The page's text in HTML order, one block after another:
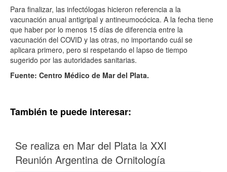
Para finalizar, las infectólogas hicieron referencia a la
vacunación anual antigripal y antineumocócica. A la fecha tiene
que haber por lo menos 15 días de diferencia entre la
vacunación del COVID y las otras, no importando cuál se
aplicara primero, pero si respetando el lapso de tiempo
sugerido por las autoridades sanitarias.
Fuente: Centro Médico de Mar del Plata.
También te puede interesar:
Se realiza en Mar del Plata la XXI
Reunión Argentina de Ornitología